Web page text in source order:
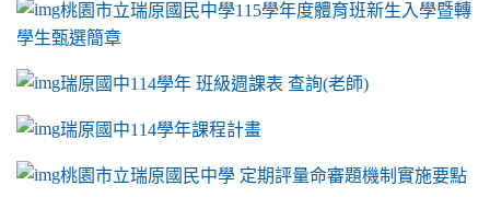
桃園市立瑞原國民中學115學年度體育班新生入學暨轉
學生甄選簡章
瑞原國中114學年 班級週課表 查詢(老師)
瑞原國中114學年課程計畫
link to https://sites.google.com/a/m2.ryjh.tyc.edu.tw/ryjh011/
桃園市立瑞原國民中學 定期評量命審題機制實施要點